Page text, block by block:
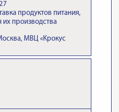
продуктов питания,
их производства
МВЦ «Крокус